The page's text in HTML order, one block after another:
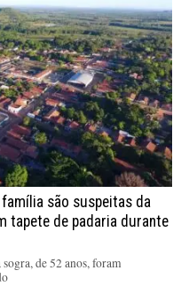
família são suspeitas da
tapete de padaria durante
de 52 anos, foram